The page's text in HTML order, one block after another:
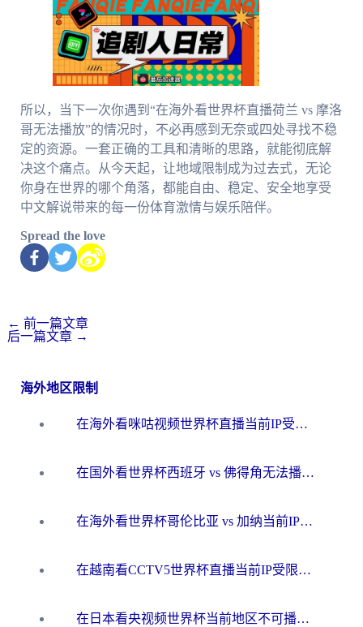
所以，当下一次你遇到“在海外看世界杯直播荷兰 vs 摩洛
哥无法播放”的情况时，不必再感到无奈或四处寻找不稳
定的资源。一套正确的工具和清晰的思路，就能彻底解
决这个痛点。从今天起，让地域限制成为过去式，无论
你身在世界的哪个角落，都能自由、稳定、安全地享受
中文解说带来的每一份体育激情与娱乐陪伴。
Spread the love
← 前一篇文章
后一篇文章 →
海外地区限制
在海外看咪咕视频世界杯直播当前IP受限制？这篇指南帮你搞定所有体育赛事观看难题
在国外看世界杯西班牙 vs 佛得角无法播放？这篇指南帮你解锁所有中文体育直播
在海外看世界杯哥伦比亚 vs 加纳当前IP受限制？这篇指南帮你流畅看中文解说赛事
在越南看CCTV5世界杯直播当前IP受限制？海外党体育观赛终极指南来了
在日本看央视频世界杯当前地区不可播放？海外党体育观赛终极指南